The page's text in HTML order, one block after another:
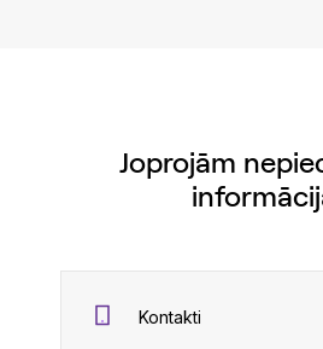
Joprojām
Kontakti